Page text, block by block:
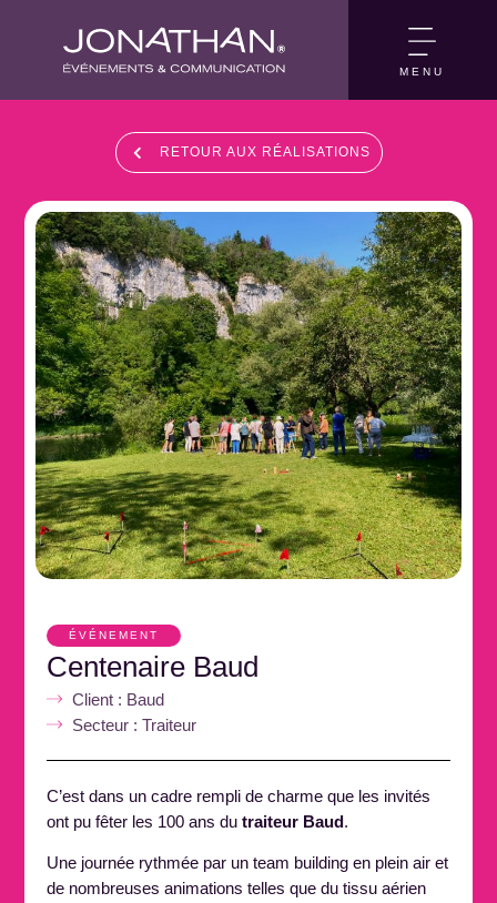
MENU
RETOUR AUX RÉALISATIONS
ÉVÉNEMENT
Centenaire Baud
Client : Baud
Secteur : Traiteur
C’est dans un cadre rempli de charme que les invités
ont pu fêter les 100 ans dutraiteur Baud.
Une journée rythmée par un team building en plein air et
de nombreuses animations telles que du tissu aérien